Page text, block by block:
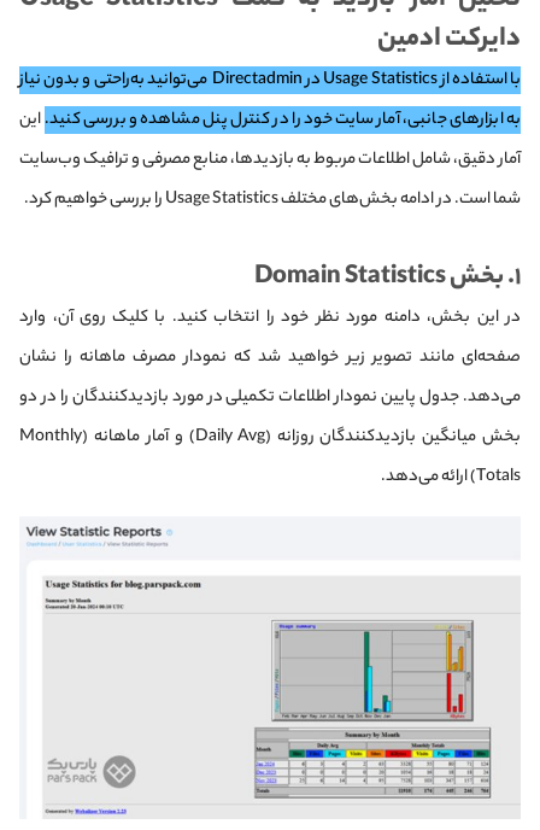
دایرکت ادمین
با استفاده از Usage Statistics در Directadmin می‌توانید به‌راحتی و بدون نیاز
به ابزارهای جانبی، آمار سایت خود را در کنترل پنل مشاهده و بررسی کنید.این
آمار دقیق، شامل اطلاعات مربوط به بازدیدها، منابع مصرفی و ترافیک وب‌سایت
شما است. در ادامه بخش‌های مختلف Usage Statistics را بررسی خواهیم کرد.
۱. بخش Domain Statistics
در این بخش، دامنه مورد نظر خود را انتخاب کنید. با کلیک روی آن، وارد
صفحه‌ای مانند تصویر زیر خواهید شد که نمودار مصرف ماهانه را نشان
می‌دهد. جدول پایین نمودار اطلاعات تکمیلی در مورد بازدیدکنندگان را در دو
بخش میانگین بازدیدکنندگان روزانه (Daily Avg) و آمار ماهانه (Monthly
Totals) ارائه می‌دهد.